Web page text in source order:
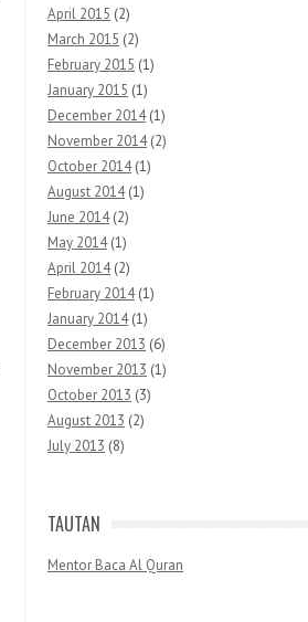
April 2015 (2)
March 2015 (2)
February 2015 (1)
January 2015 (1)
December 2014(1)
November 2014(2)
October 2014(1)
August 2014(1)
June 2014(2)
May 2014(1)
April 2014(2)
February 2014(1)
January 2014(1)
December 2013 (6)
November 2013 (1)
October 2013 (3)
August 2013 (2)
July 2013 (8)
TAUTAN
Mentor Baca Al Quran